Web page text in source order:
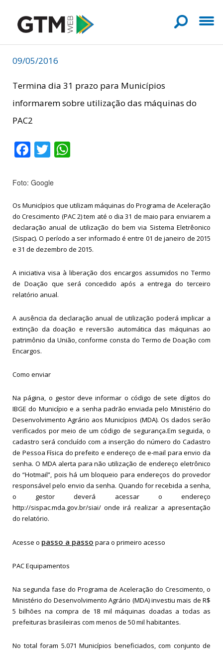
09/05/2016
Termina dia 31 prazo para Municípios
informarem sobre utilização das máquinas do
PAC2
FacebookTwitter
Foto: Google
Os Municípios que utilizam máquinas do Programa de Aceleração
do Crescimento (PAC 2) tem até o dia 31 de maio para enviarem a
declaração anual de utilização do bem via Sistema Eletrêonico
(Sispac). O período a ser informado é entre 01 de janeiro de 2015
e 31 de dezembro de 2015.
A iniciativa visa à liberação dos encargos assumidos no Termo
de Doação que será concedido após a entrega do terceiro
relatório anual.
A ausência da declaração anual de utilização poderá implicar a
extinção da doação e reversão automática das máquinas ao
patrimônio da União, conforme consta do Termo de Doação com
Encargos.
Como enviar
Na página, o gestor deve informar o código de sete dígitos do
IBGE do Município e a senha padrão enviada pelo Ministério do
Desenvolvimento Agrário aos Municípios (MDA). Os dados serão
verificados por meio de um código de segurança.Em seguida, o
cadastro será concluído com a inserção do número do Cadastro
de Pessoa Física do prefeito e endereço de e-mail para envio da
senha. O MDA alerta para não utilização de endereço eletrônico
do “Hotmail”, pois há um bloqueio para endereços do provedor
responsável pelo envio da senha. Quando for recebida a senha,
o gestor deverá acessar o endereço
http://sispac.mda.gov.br/siai/ onde irá realizar a apresentação
do relatório.
Acesse o passo a passo para o primeiro acesso
PAC Equipamentos
Na segunda fase do Programa de Aceleração do Crescimento, o
Ministério do Desenvolvimento Agrário (MDA) investiu mais de R$
5 bilhões na compra de 18 mil máquinas doadas a todas as
prefeituras brasileiras com menos de 50 mil habitantes.
No total foram 5.071 Municípios beneficiados, com conjunto de